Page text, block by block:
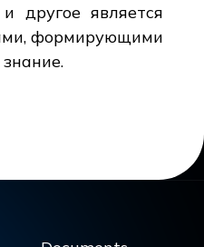
другое является
формирующими